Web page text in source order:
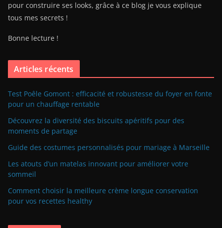
pour construire ses looks, grâce à ce blog je vous explique
tous mes secrets !
Bonne lecture !
Articles récents
Test Poêle Gomont : efficacité et robustesse du foyer en fonte
pour un chauffage rentable
Découvrez la diversité des biscuits apéritifs pour des
moments de partage
Guide des costumes personnalisés pour mariage à Marseille
Les atouts d’un matelas innovant pour améliorer votre
sommeil
Comment choisir la meilleure crème longue conservation
pour vos recettes healthy